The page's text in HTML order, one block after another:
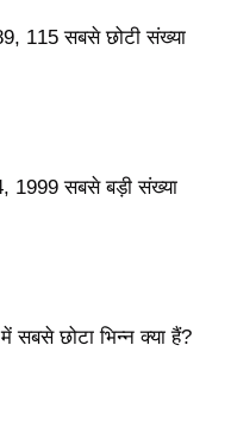
115 सबसे छोटी संख्या
1999 सबसे बड़ी संख्या
सबसे छोटा भिन्न क्या हैं?